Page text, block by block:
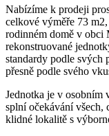
Nabízíme k prodeji
celkové výměře 73
rodinném domě v obci
rekonstruované
standardy podle svých
přesně podle svého
Jednotka je v osobním
splní očekávání všech,
klidné lokalitě s